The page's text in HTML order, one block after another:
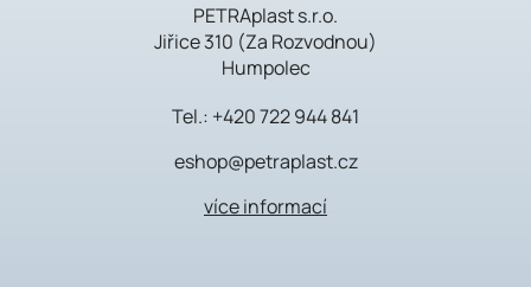
PETRAplast s.r.o.
Jiřice 310 (Za Rozvodnou)
Humpolec
Tel.: +420 722 944 841
eshop@petraplast.cz
více informací